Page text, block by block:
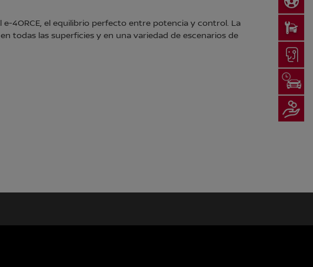
4ORCE, el equilibrio perfecto entre potencia y control. La
todas las superficies y en una variedad de escenarios de